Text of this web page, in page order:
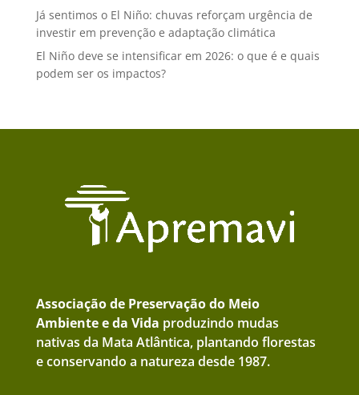
Já sentimos o El Niño: chuvas reforçam urgência de
investir em prevenção e adaptação climática
El Niño deve se intensificar em 2026: o que é e quais
podem ser os impactos?
Associação de Preservação do Meio
Ambiente e da Vida produzindo mudas
nativas da Mata Atlântica, plantando florestas
e conservando a natureza desde 1987.